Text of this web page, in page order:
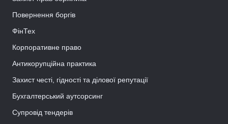
Повернення боргів
ФінТех
Корпоративне право
Антикорупційна практика
Захист честі, гідності та ділової репутації
Бухгалтерський аутсорсинг
Супровід тендерів